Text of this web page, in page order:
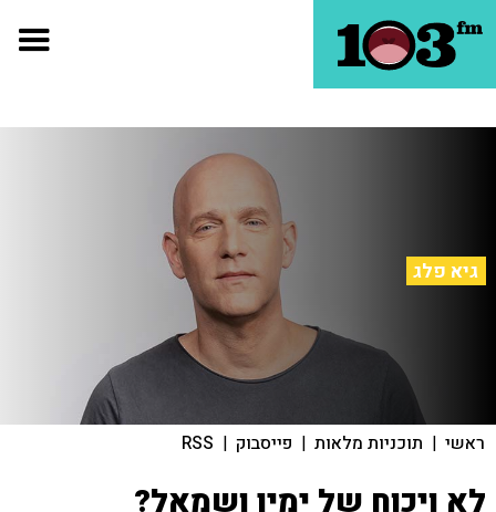
גיא פלג
ראשי | תוכניות מלאות | פייסבוק |
RSS
לא ויכוח של ימין ושמאל?